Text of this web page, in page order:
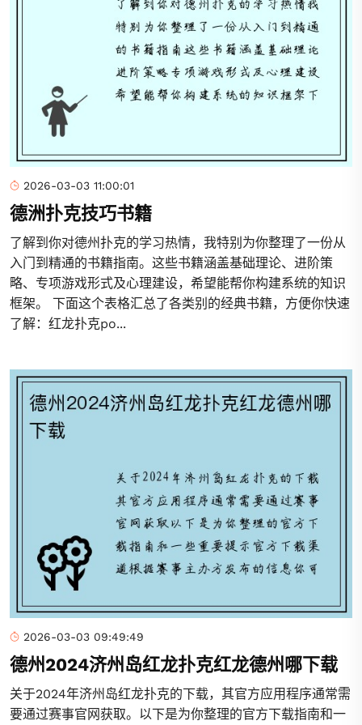
2026-03-03 11:00:01
德洲扑克技巧书籍
了解到你对德州扑克的学习热情，我特别为你整理了一份从
入门到精通的书籍指南。这些书籍涵盖基础理论、进阶策
略、专项游戏形式及心理建设，希望能帮你构建系统的知识
框架。 下面这个表格汇总了各类别的经典书籍，方便你快速
了解：红龙扑克po...
2026-03-03 09:49:49
德州2024济州岛红龙扑克红龙德州哪下载
关于2024年济州岛红龙扑克的下载，其官方应用程序通常需
要通过赛事官网获取。以下是为你整理的官方下载指南和一